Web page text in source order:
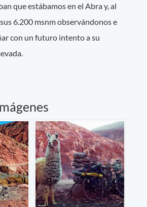
que estábamos en el Abra y, al
6.200 msnm observándonos e
con un futuro intento a su